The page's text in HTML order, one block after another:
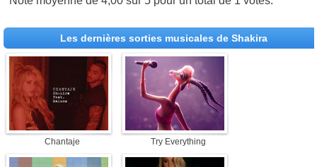
Les dernières sorties musicales de Shakira
Chantaje Try Everything